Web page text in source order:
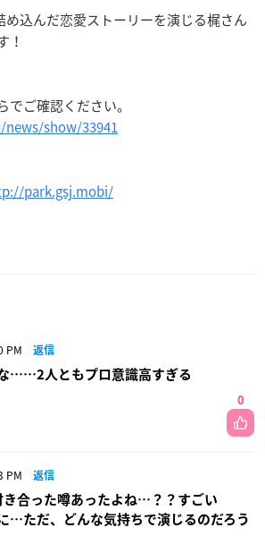
込んだ恋愛ストーリーを演じる梶さん
！
ご確認ください。
show/33941
park.gsj.mobi/
PM 返信
……2人ともプロ意識高すぎる
0
PM 返信
き合った噂あったよね…？？すごい
…ただ、どんな気持ちで演じるのだろう